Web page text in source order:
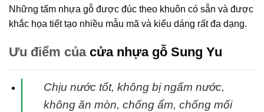
Những tấm nhựa gỗ được đúc theo khuôn có sẵn và được
khắc họa tiết tạo nhiều mẫu mã và kiểu dáng rất đa dạng.
Ưu điểm của cửa nhựa gỗ Sung Yu
Chịu nước tốt, không bị ngấm nước,
không ăn mòn, chống ẩm, chống mối